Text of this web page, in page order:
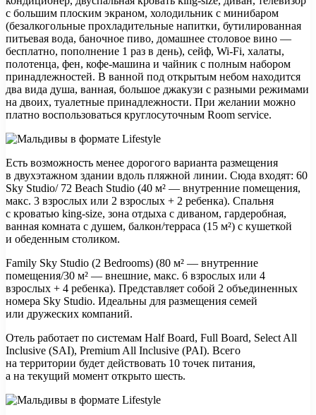
с большим плоским экраном, холодильник с минибаром
(безалкогольные прохладительные напитки, бутилированная
питьевая вода, баночное пиво, домашнее столовое вино —
бесплатно, пополнение 1 раз в день), сейф, Wi-Fi, халаты,
полотенца, фен, кофе-машина и чайник с полным набором
принадлежностей. В ванной под открытым небом находится
два вида душа, ванная, большое джакузи с разными режимами
на двоих, туалетные принадлежности. При желании можно
платно воспользоваться круглосуточным Room service.
Есть возможность менее дорогого варианта размещения
в двухэтажном здании вдоль пляжной линии. Сюда входят: 60
Sky Studio/ 72 Beach Studio (40 м² — внутренние помещения,
макс. 3 взрослых или 2 взрослых + 2 ребенка). Спальня
с кроватью king-size, зона отдыха с диваном, гардеробная,
ванная комната с душем, балкон/терраса (15 м²) с кушеткой
и обеденным столиком.
Family Sky Studio (2 Bedrooms) (80 м² — внутренние
помещения/30 м² — внешние, макс. 6 взрослых или 4
взрослых + 4 ребенка). Представляет собой 2 объединенных
номера Sky Studio. Идеальны для размещения семей
или дружеских компаний.
Отель работает по системам Half Board, Full Board, Select All
Inclusive (SAI), Premium All Inclusive (PAI). Всего
на территории будет действовать 10 точек питания,
а на текущий момент открыто шесть.